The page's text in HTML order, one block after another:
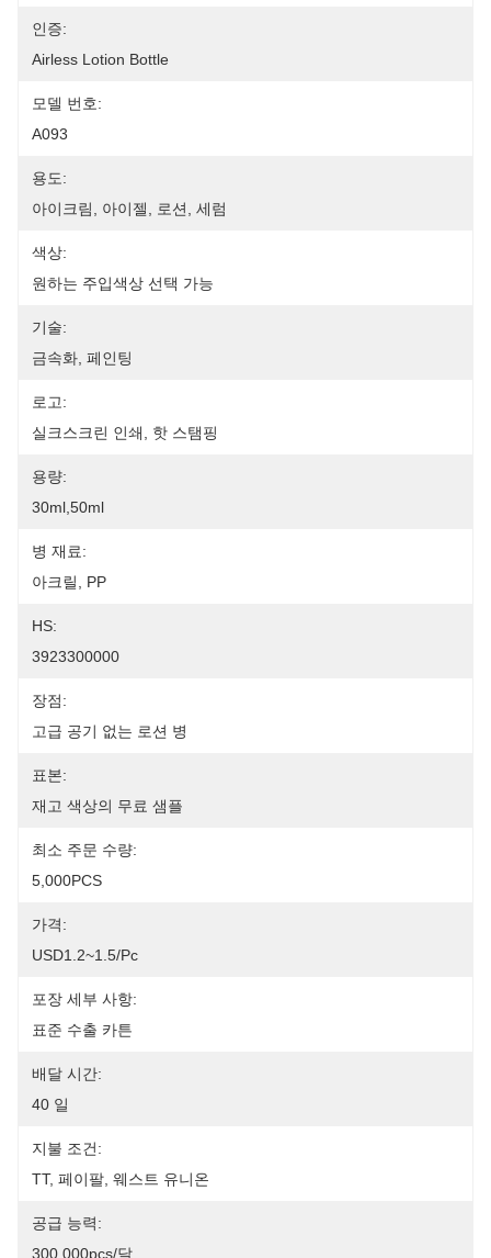
인증:
Airless Lotion Bottle
모델 번호:
A093
용도:
아이크림, 아이젤, 로션, 세럼
색상:
원하는 주입색상 선택 가능
기술:
금속화, 페인팅
로고:
실크스크린 인쇄, 핫 스탬핑
용량:
30ml,50ml
병 재료:
아크릴, PP
HS:
3923300000
장점:
고급 공기 없는 로션 병
표본:
재고 색상의 무료 샘플
최소 주문 수량:
5,000PCS
가격:
USD1.2~1.5/pc
포장 세부 사항:
표준 수출 카튼
배달 시간:
40 일
지불 조건:
TT, 페이팔, 웨스트 유니온
공급 능력:
300,000pcs/달